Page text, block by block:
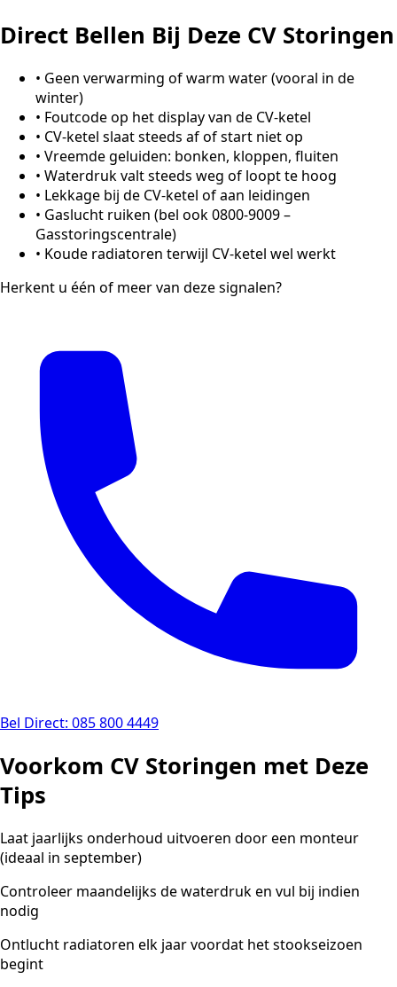
Direct Bellen Bij Deze CV Storingen
• Geen verwarming of warm water (vooral in de
winter)
• Foutcode op het display van de CV-ketel
• CV-ketel slaat steeds af of start niet op
• Vreemde geluiden: bonken, kloppen, fluiten
• Waterdruk valt steeds weg of loopt te hoog
• Lekkage bij de CV-ketel of aan leidingen
• Gaslucht ruiken (bel ook 0800-9009 –
Gasstoringscentrale)
• Koude radiatoren terwijl CV-ketel wel werkt
Herkent u één of meer van deze signalen?
Bel Direct: 085 800 4449
Voorkom CV Storingen met Deze
Tips
Laat jaarlijks onderhoud uitvoeren door een monteur
(ideaal in september)
Controleer maandelijks de waterdruk en vul bij indien
nodig
Ontlucht radiatoren elk jaar voordat het stookseizoen
begint